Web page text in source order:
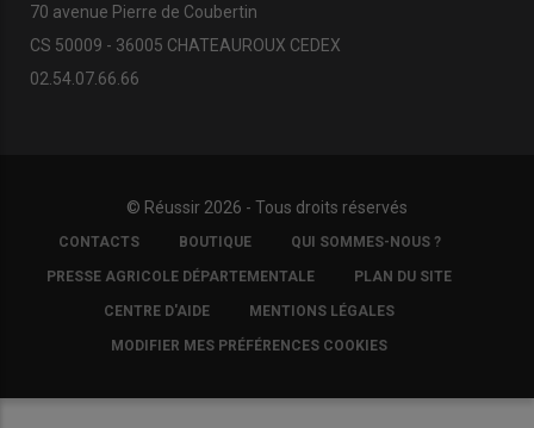
70 avenue Pierre de Coubertin
CS 50009 - 36005 CHATEAUROUX CEDEX
02.54.07.66.66
© Réussir 2026 - Tous droits réservés
FOOTER
COPYRIGHT
CONTACTS BOUTIQUE QUI SOMMES-NOUS ?
PRESSE AGRICOLE DÉPARTEMENTALE PLAN DU SITE
CENTRE D'AIDE MENTIONS LÉGALES
MODIFIER MES PRÉFÉRENCES COOKIES